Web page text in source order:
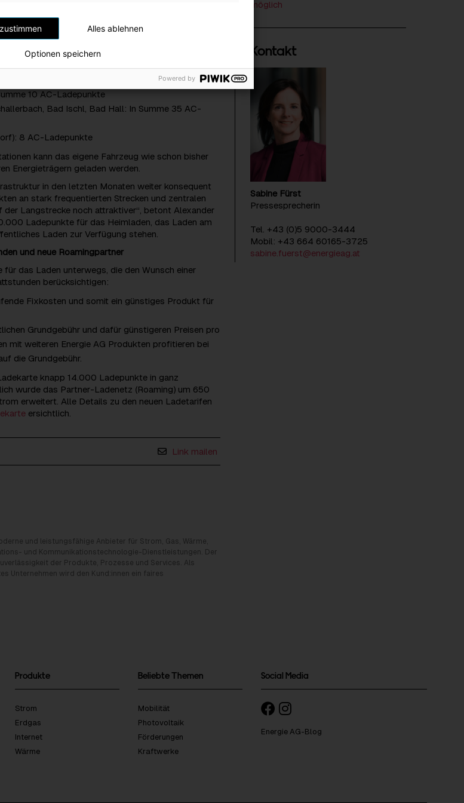
8 AC-Ladepunkte
4 AC-Ladepunkte
10 AC-Ladepunkte
Bad Ischl, Bad Hall: In Summe 35 AC-
8 AC-Ladepunkte
kann das eigene Fahrzeug wie schon bisher
Energieträgern geladen werden.
in den letzten Monaten weiter konsequent
an stark frequentierten Strecken und zentralen
Langstrecke noch attraktiver“, betont Alexander
Ladepunkte für das Heimladen, das Laden am
Laden zur Verfügung stehen.
und neue Roamingpartner
das Laden unterwegs, die den Wunsch einer
berücksichtigen:
Fixkosten und somit ein günstiges Produkt für
Grundgebühr und dafür günstigeren Preisen pro
mit weiteren Energie AG Produkten profitieren bei
die Grundgebühr.
knapp 14.000 Ladepunkte in ganz
wurde das Partner-Ladenetz (Roaming) um 650
erweitert. Alle Details zu den neuen Ladetarifen
ersichtlich.
Link mailen
und leistungsfähige Anbieter für Strom, Gas, Wärme,
und Kommunikationstechnologie-Dienstleistungen. Der
der Produkte, Prozesse und Services. Als
Unternehmen wird den Kund:innen ein faires
möglich
Kontakt
Sabine Fürst
Pressesprecherin
Tel. +43 (0)5 9000-3444
Mobil: +43 664 60165-3725
sabine.fuerst@energieag.at
Produkte
Strom
Erdgas
Internet
Wärme
Beliebte Themen
Mobilität
Photovoltaik
Förderungen
Kraftwerke
Social Media
Energie AG-Blog
Alles ablehnen
Optionen speichern
Powered by